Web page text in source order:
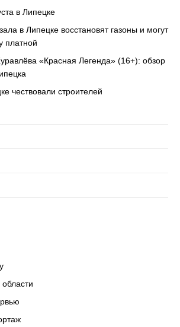
в Липецке
в Липецке восстановят газоны и могут
платной
«Красная Легенда» (16+): обзор
чествовали строителей